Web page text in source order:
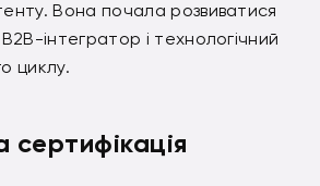
Вона почала розвиватися
інтегратор і технологічний
циклу.